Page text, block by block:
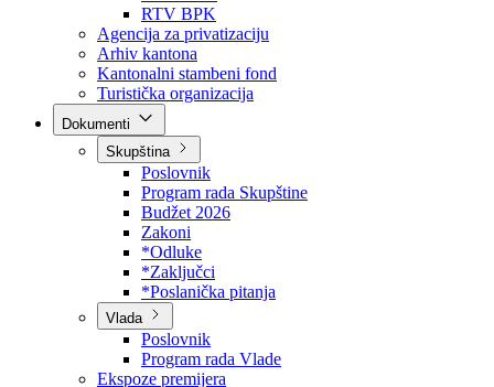
Direkcija za šumarstvo
Javna preduzeća
BPK šume
RTV BPK
Agencija za privatizaciju
Arhiv kantona
Kantonalni stambeni fond
Turistička organizacija
Skupština
Poslovnik
Program rada Skupštine
Budžet 2026
Zakoni
*Odluke
*Zaključci
*Poslanička pitanja
Vlada